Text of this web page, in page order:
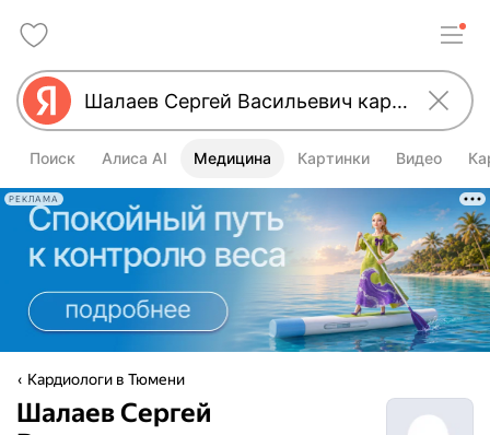
Поиск Алиса AI Медицина Картинки Видео
РЕКЛАМА
Кардиологи в Тюмени
Шалаев Сергей